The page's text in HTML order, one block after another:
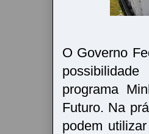
O Governo
programa
Futuro. Na
podem